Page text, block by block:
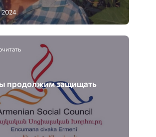
2024
продолжим защищать